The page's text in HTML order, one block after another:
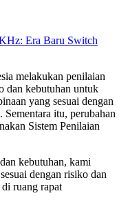
Era Baru Switch
melakukan penilaian
dan kebutuhan untuk
yang sesuai dengan
itu, perubahan
Sistem Penilaian
kebutuhan, kami
dengan risiko dan
ruang rapat